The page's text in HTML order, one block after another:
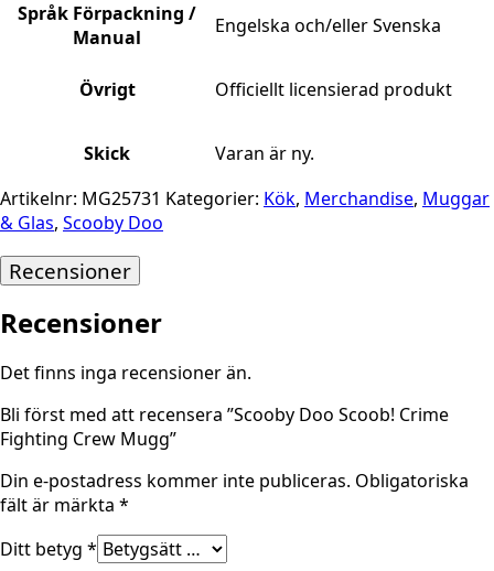
Språk Förpackning /
Manual
Engelska och/eller Svenska
Övrigt Officiellt licensierad produkt
Skick
Varan är ny.
Artikelnr: MG25731 Kategorier: Kök, Merchandise, Muggar
& Glas, Scooby Doo
Recensioner
Recensioner
Det finns inga recensioner än.
Bli först med att recensera ”Scooby Doo Scoob! Crime
Fighting Crew Mugg”
Din e-postadress kommer inte publiceras. Obligatoriska
fält är märkta *
Ditt betyg *